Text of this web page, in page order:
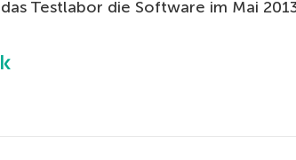
das Testlabor die Software im Mai